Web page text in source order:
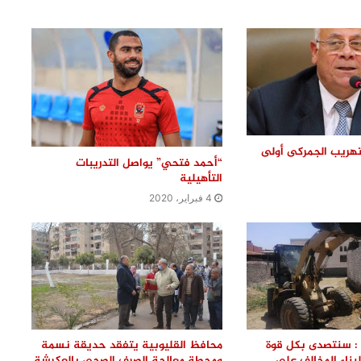
القليوبية.. تعيينات جديدة للمأمورين
ونوابهم
محافظ القليوبية يتابع حادث سقوط
سقف أثناء إزالة مبنى مخالف بطوخ
ويوجه بصرف إعانة عاجلة لأسرة العامل
المتوفى
حركة تنقلات داخلية موسعة بمديرية أمن
القليوبية.. تعرف على أبرز التعيينات
استعدادًا للعيد القومي للقليوبية.. رئيس
مدينة بنها يتابع أعمال التطوير والتجميل
لظهور المدينة في أبهى صورها
محافظ القليوبية يبدأ جولته بشبين
القناطر بتفقد موقف السيارات ويوجه
بإعداد خطة شاملة لتطويره
الجمركى أولى
“أحمد فتحي” يواصل التدريبات
التأهيلية
4 فبراير، 2020
: سنتصدى بكل قوة
محافظ القليوبية يتفقد حديقة نسمة